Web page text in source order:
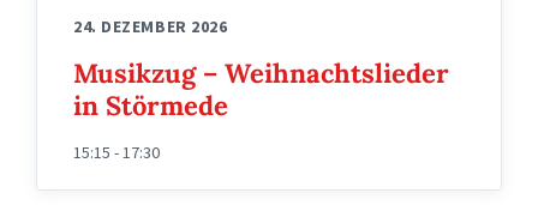
24. DEZEMBER 2026
Musikzug – Weihnachtslieder
in Störmede
15:15 - 17:30